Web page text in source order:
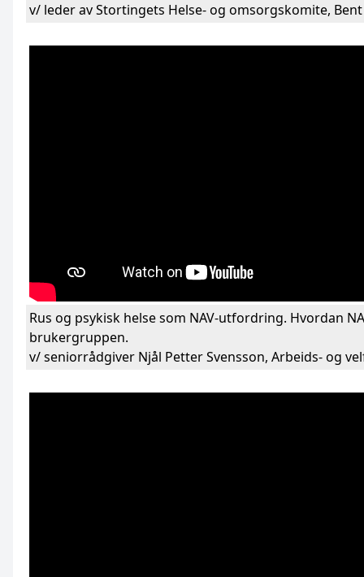
v/ leder av Stortingets Helse- og omsorgskomite,
Rus og psykisk helse som NAV-utfordring. Hvordan
brukergruppen.
v/ seniorrådgiver Njål Petter Svensson, Arbeids- og